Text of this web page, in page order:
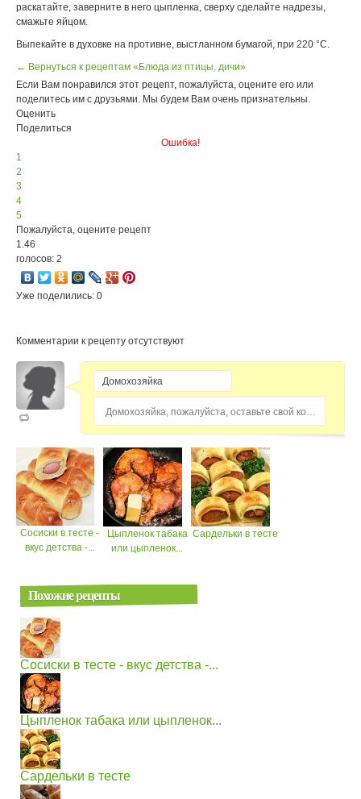
раскатайте, заверните в него цыпленка, сверху сделайте надрезы,
смажьте яйцом.
Выпекайте в духовке на противне, выстланном бумагой, при 220 °С.
← Вернуться к рецептам «Блюда из птицы, дичи»
Если Вам понравился этот рецепт, пожалуйста, оцените его или
поделитесь им с друзьями. Мы будем Вам очень признательны.
Оценить
Поделиться
Ошибка!
1
2
3
4
5
Пожалуйста, оцените рецепт
1.46
голосов: 2
Уже поделились: 0
Комментарии к рецепту отсутствуют
Домохозяйка, пожалуйста, оставьте свой комментарий...
Сосиски в тесте -
вкус детства -...
Цыпленок табака
или цыпленок...
Сардельки в тесте
Похожие рецепты
Сосиски в тесте - вкус детства -...
Цыпленок табака или цыпленок...
Сардельки в тесте